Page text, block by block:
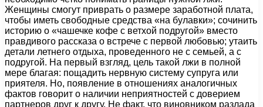
Женщины смогут приврать о размере заработной плата,
чтобы иметь свободные средства «на булавки»; сочинить
историю о «чашечке кофе с ветхой подругой» вместо
правдивого рассказа о встрече с первой любовью; утаить
детали летнего отдыха, проведенного не с семьей, а с
подругой. На первый взгляд, цель такой лжи в полной
мере благая: пощадить нервную систему супруга или
приятеля. Но, появление в отношениях аналогичных
фактов говорит о наличии неприятностей с доверием
партнеров друг к другу. Не факт, что виновником разлада